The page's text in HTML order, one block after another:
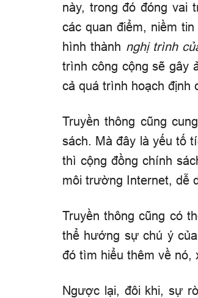
này, trong đó đóng vai
các quan điểm, niềm
hình thành nghị trình
trình công cộng sẽ gây
cả quá trình hoạch định
Truyền thông cũng
sách. Mà đây là yếu tố
thì cộng đồng chính
môi trường Internet, dễ
Truyền thông cũng có
thể hướng sự chú ý
đó tìm hiểu thêm về nó,
Ngược lại, đôi khi, sự